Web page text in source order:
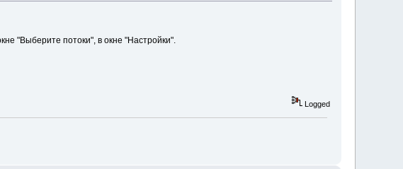
"Выберите потоки", в окне "Настройки".
Logged